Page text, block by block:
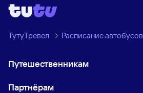
ТутуТревел Расписание автобусов
Путешественникам
Партнёрам